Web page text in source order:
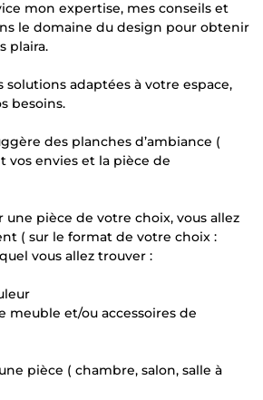
mon expertise, mes conseils et
le domaine du design pour obtenir
plaira.
solutions adaptées à votre espace,
besoins.
des planches d’ambiance (
vos envies et la pièce de
une pièce de votre choix, vous allez
( sur le format de votre choix :
vous allez trouver :
meuble et/ou accessoires de
pièce ( chambre, salon, salle à